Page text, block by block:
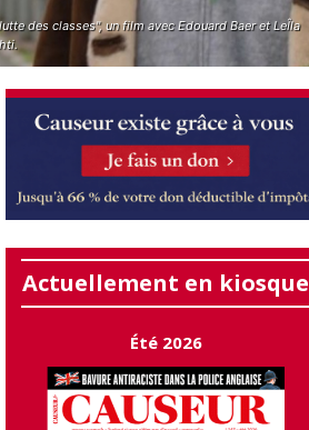
des classes", un film avec Edouard Baer et LeÎla
Actuellement en kiosque
Été 2026